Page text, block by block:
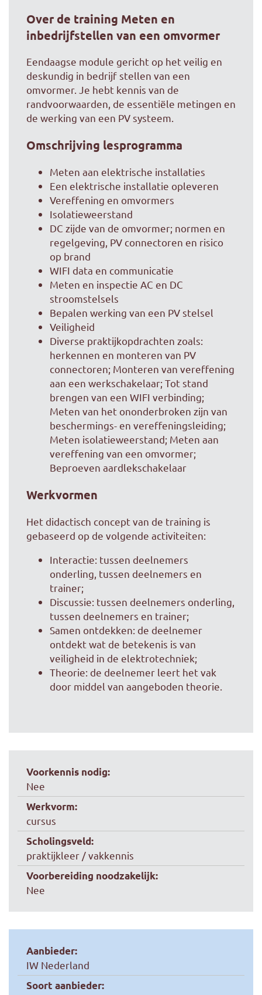
Over de training Meten en
inbedrijfstellen van een omvormer
Eendaagse module gericht op het veilig en
deskundig in bedrijf stellen van een
omvormer. Je hebt kennis van de
randvoorwaarden, de essentiële metingen en
de werking van een PV systeem.
Omschrijving lesprogramma
Meten aan elektrische installaties
Een elektrische installatie opleveren
Vereffening en omvormers
Isolatieweerstand
DC zijde van de omvormer; normen en
regelgeving, PV connectoren en risico
op brand
WIFI data en communicatie
Meten en inspectie AC en DC
stroomstelsels
Bepalen werking van een PV stelsel
Veiligheid
Diverse praktijkopdrachten zoals:
herkennen en monteren van PV
connectoren; Monteren van vereffening
aan een werkschakelaar; Tot stand
brengen van een WIFI verbinding;
Meten van het ononderbroken zijn van
beschermings- en vereffeningsleiding;
Meten isolatieweerstand; Meten aan
vereffening van een omvormer;
Beproeven aardlekschakelaar
Werkvormen
Het didactisch concept van de training is
gebaseerd op de volgende activiteiten:
Interactie: tussen deelnemers
onderling, tussen deelnemers en
trainer;
Discussie: tussen deelnemers onderling,
tussen deelnemers en trainer;
Samen ontdekken: de deelnemer
ontdekt wat de betekenis is van
veiligheid in de elektrotechniek;
Theorie: de deelnemer leert het vak
door middel van aangeboden theorie.
Voorkennis nodig:
Nee
Werkvorm:
cursus
Scholingsveld:
praktijkleer / vakkennis
Voorbereiding noodzakelijk:
Nee
Aanbieder:
IW Nederland
Soort aanbieder: